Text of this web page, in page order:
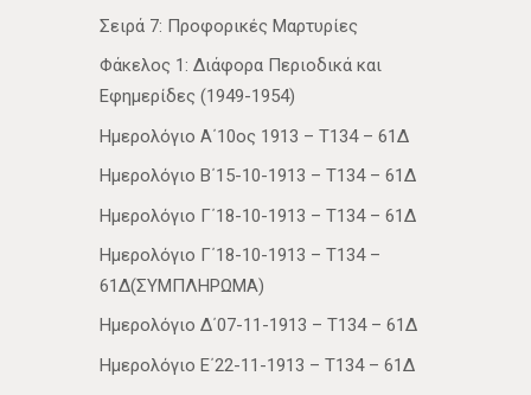
Σειρά 7: Προφορικές Μαρτυρίες
Φάκελος 1: Διάφορα Περιοδικά και
Εφημερίδες (1949-1954)
Ημερολόγιο Α΄10ος 1913 – Τ134 – 61Δ
Ημερολόγιο Β΄15-10-1913 – Τ134 – 61Δ
Ημερολόγιο Γ΄18-10-1913 – Τ134 – 61Δ
Ημερολόγιο Γ΄18-10-1913 – Τ134 –
61Δ(ΣΥΜΠΛΗΡΩΜΑ)
Ημερολόγιο Δ΄07-11-1913 – Τ134 – 61Δ
Ημερολόγιο Ε΄22-11-1913 – Τ134 – 61Δ